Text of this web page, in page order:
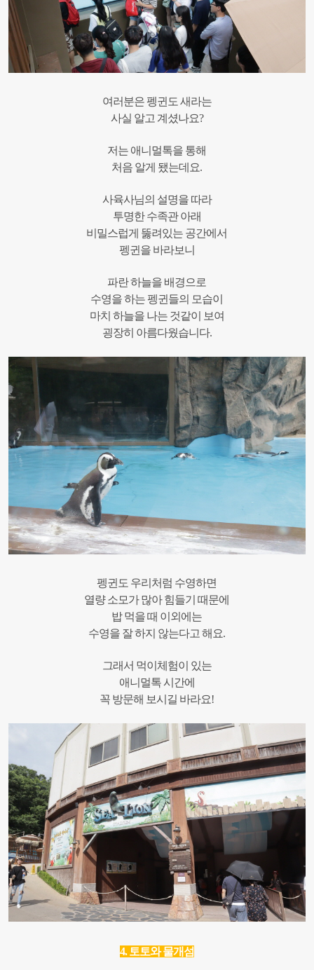
여러분은 펭귄도 새라는
사실 알고 계셨나요?
저는 애니멀톡을 통해
처음 알게 됐는데요.
사육사님의 설명을 따라
투명한 수족관 아래
비밀스럽게 뚫려있는 공간에서
펭귄을 바라보니
파란 하늘을 배경으로
수영을 하는 펭귄들의 모습이
마치 하늘을 나는 것같이 보여
굉장히 아름다웠습니다.
펭귄도 우리처럼 수영하면
열량 소모가 많아 힘들기 때문에
밥 먹을 때 이외에는
수영을 잘 하지 않는다고 해요.
그래서 먹이체험이 있는
애니멀톡 시간에
꼭 방문해 보시길 바라요!
4. 토토와 물개섬